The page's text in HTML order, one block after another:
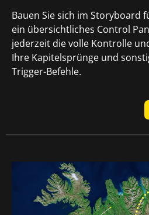
Bauen Sie sich im Storyboard
ein übersichtliches Control
jederzeit die volle Kontrolle
Ihre Kapitelsprünge und
Trigger-Befehle.